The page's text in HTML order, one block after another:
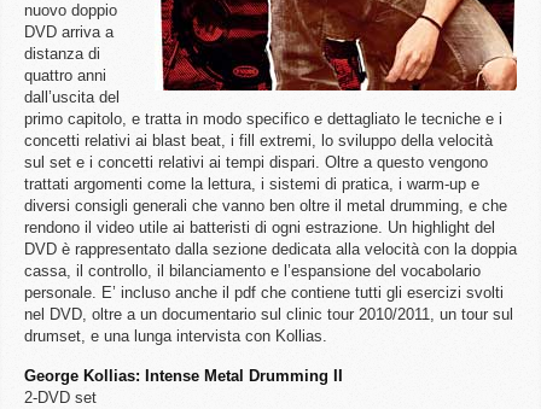
nuovo doppio
DVD arriva a
distanza di
quattro anni
dall’uscita del
primo capitolo, e tratta in modo specifico e dettagliato le tecniche e i
concetti relativi ai blast beat, i fill extremi, lo sviluppo della velocità
sul set e i concetti relativi ai tempi dispari. Oltre a questo vengono
trattati argomenti come la lettura, i sistemi di pratica, i warm-up e
diversi consigli generali che vanno ben oltre il metal drumming, e che
rendono il video utile ai batteristi di ogni estrazione. Un highlight del
DVD è rappresentato dalla sezione dedicata alla velocità con la doppia
cassa, il controllo, il bilanciamento e l’espansione del vocabolario
personale. E’ incluso anche il pdf che contiene tutti gli esercizi svolti
nel DVD, oltre a un documentario sul clinic tour 2010/2011, un tour sul
drumset, e una lunga intervista con Kollias.
George Kollias: Intense Metal Drumming II
2-DVD set